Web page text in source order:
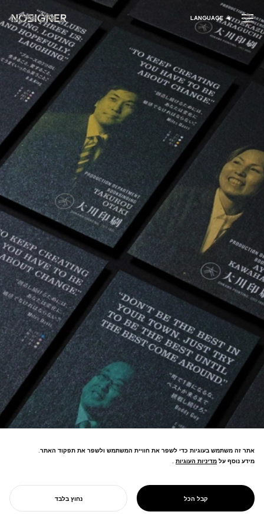
דף הבית בחר שפה
LANGUAGE
PROJECT
דפוס אוהקאווה
כ"הדפסה ירוקה" הופך ליוזמת SDGs
אתר זה משתמש בעוגיות כדי לשפר את חוויית המשתמש ולשפר את תפקוד האתר.
מידע נוסף על מדיניות העוגיות
מדיניות העוגיות .
קבל הכל נחוץ בלבד